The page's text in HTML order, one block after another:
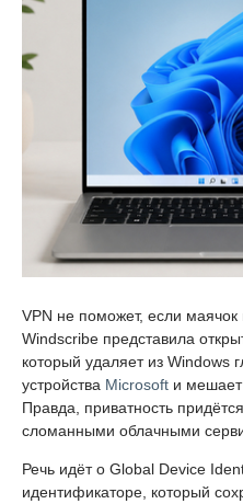
VPN не поможет, если
Windscribe представила
который удаляет из Windows
устройства Microsoft и мешает
Правда, приватность
сломанными облачными
Речь идёт о Global Device
идентификаторе, который